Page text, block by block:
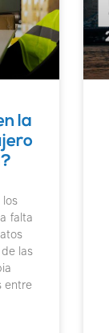
la
los
falta
las
entre